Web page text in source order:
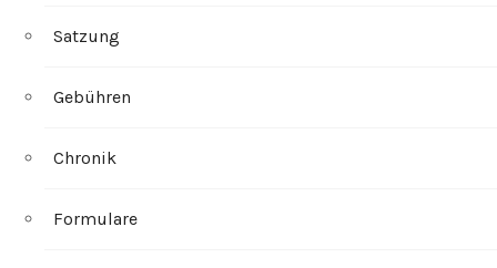
Satzung
Gebühren
Chronik
Formulare